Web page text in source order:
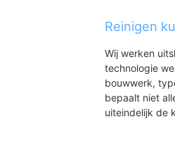
Reinigen
Wij werken
technologie
bouwwerk,
bepaalt niet
uiteindelijk de